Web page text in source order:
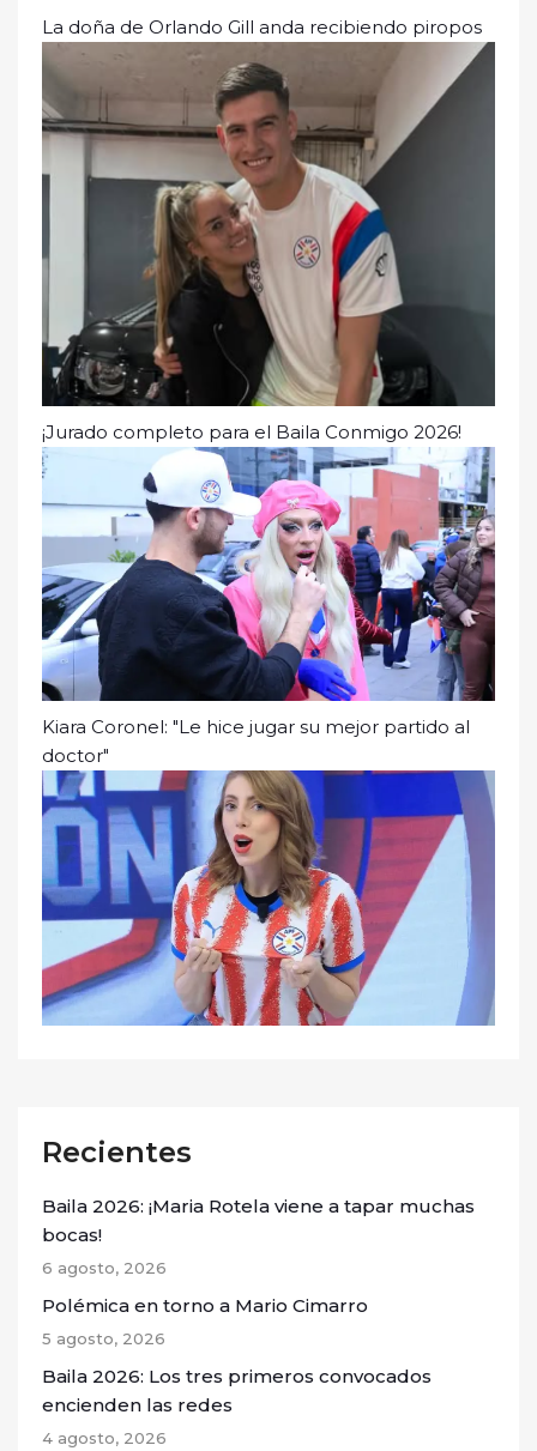
La doña de Orlando Gill anda recibiendo piropos
¡Jurado completo para el Baila Conmigo 2026!
Kiara Coronel: "Le hice jugar su mejor partido al
doctor"
Recientes
Baila 2026: ¡Maria Rotela viene a tapar muchas
bocas!
6 agosto, 2026
Polémica en torno a Mario Cimarro
5 agosto, 2026
Baila 2026: Los tres primeros convocados
encienden las redes
4 agosto, 2026